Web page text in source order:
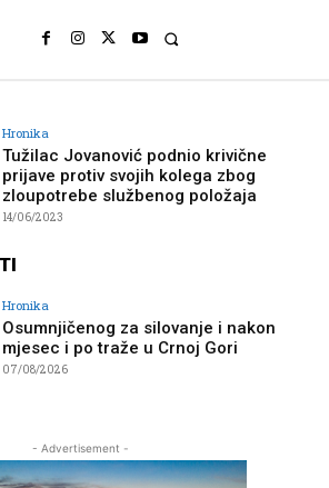
Hronika
Tužilac Jovanović podnio krivične
prijave protiv svojih kolega zbog
zloupotrebe službenog položaja
14/06/2023
Hronika
Osumnjičenog za silovanje i nakon
mjesec i po traže u Crnoj Gori
07/08/2026
- Advertisement -